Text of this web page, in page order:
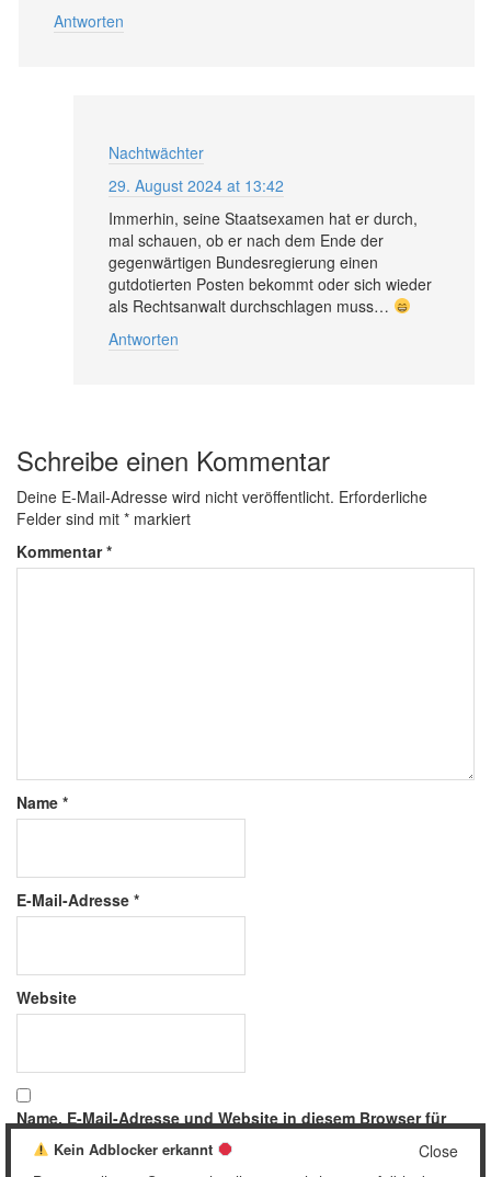
Antworten
Nachtwächter
29. August 2024 at 13:42
Immerhin, seine Staatsexamen hat er durch,
mal schauen, ob er nach dem Ende der
gegenwärtigen Bundesregierung einen
gutdotierten Posten bekommt oder sich wieder
als Rechtsanwalt durchschlagen muss…
Antworten
Schreibe einen Kommentar
Deine E-Mail-Adresse wird nicht veröffentlicht. Erforderliche
Felder sind mit * markiert
Kommentar*
Name *
E-Mail-Adresse *
Website
Name, E-Mail-Adresse und Website in diesem Browser für
meinen nächsten Kommentar speichern.
Close
Kein Adblocker erkannt